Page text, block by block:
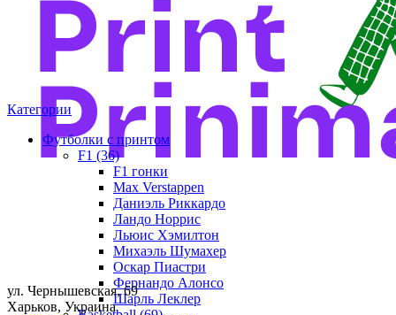
ул. Чернышевская, 69
Харьков, Украина
Категории
Футболки с принтом
F1 (36)
F1 гонки
Max Verstappen
Даниэль Риккардо
Ландо Норрис
Льюис Хэмилтон
Михаэль Шумахер
Оскар Пиастри
Фернандо Алонсо
Шарль Леклер